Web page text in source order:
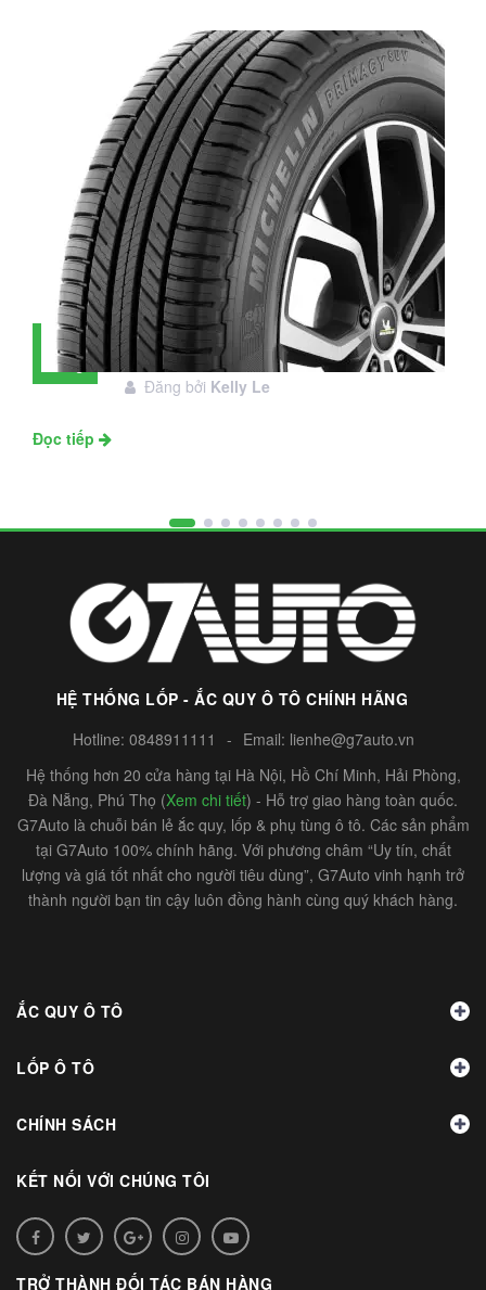
28
Tháng
Đánh giá lốp Michelin Primacy SUV:
Đáng đầu tư không?
Đăng bởi Kelly Le
Đọc tiếp
HỆ THỐNG LỐP - ẮC QUY Ô TÔ CHÍNH HÃNG
Hotline: 0848911111 - Email: lienhe@g7auto.vn
Hệ thống hơn 20 cửa hàng tại Hà Nội, Hồ Chí Minh, Hải Phòng,
Đà Nẵng, Phú Thọ (Xem chi tiết) - Hỗ trợ giao hàng toàn quốc.
G7Auto là chuỗi bán lẻ ắc quy, lốp & phụ tùng ô tô. Các sản phẩm
tại G7Auto 100% chính hãng. Với phương châm “Uy tín, chất
lượng và giá tốt nhất cho người tiêu dùng”, G7Auto vinh hạnh trở
thành người bạn tin cậy luôn đồng hành cùng quý khách hàng.
ẮC QUY Ô TÔ
LỐP Ô TÔ
CHÍNH SÁCH
KẾT NỐI VỚI CHÚNG TÔI
TRỞ THÀNH ĐỐI TÁC BÁN HÀNG